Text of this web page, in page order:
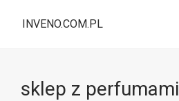
INVENO.COM.PL
sklep z perfumami